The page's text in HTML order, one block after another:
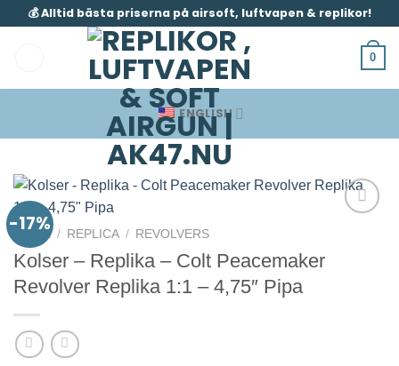
💰 Alltid bästa priserna på airsoft, luftvapen & replikor!
0
ENGLISH
-17%
HOME / REPLICA / REVOLVERS
Kolser – Replika – Colt Peacemaker
Revolver Replika 1:1 – 4,75″ Pipa